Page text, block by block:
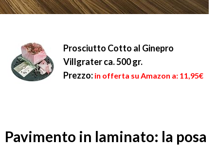
Prosciutto Cotto al Ginepro
Villgrater ca. 500 gr.
Prezzo: in offerta su Amazon a: 11,95€
Pavimento in laminato: la posa